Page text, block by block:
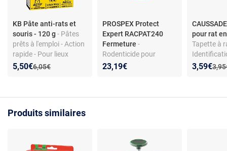
KB Pâte anti-rats et
souris - 120 g - Pâtes
prêts à l'emploi - Action
rapide - Pour lieux
secs/humides
Ancien prix :
6,05€
Nouveau prix :
5,50€
Réduction de :
PROSPEX Protect
Expert RACPAT240
Fermeture-
Rodenticide pour
rongeurs - Pâte en
23,19€
pour rat
Tapette à
Évaluation
Nouveau
3,59€
Produits similaires